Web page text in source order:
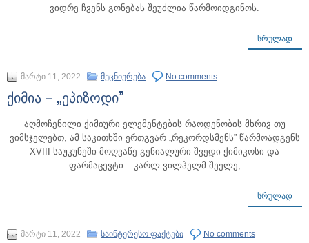
ვიდრე ჩვენს გონებას შეუძლია წარმოიდგინოს.
ᲡᲠᲣᲚᲐᲓ
მარტი 11, 2022 მეცნიერება No comments
ქიმია – „ეპიზოდი”
აღმოჩენილი ქიმიური ელემენტების რაოდენობის მხრივ თუ
ვიმსჯელებთ, ამ საკითხში ერთგვარ „რეკორდსმენს” წარმოადგენს
XVIII საუკუნეში მოღვაწე გენიალური შვედი ქიმიკოსი და
ფარმაცევტი – კარლ ვილჰელმ შეელე,
ᲡᲠᲣᲚᲐᲓ
მარტი 11, 2022 საინტერესო ფაქტები No comments